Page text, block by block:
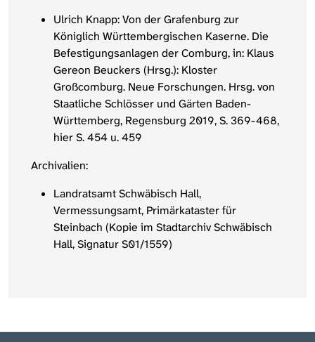
Ulrich Knapp: Von der Grafenburg zur
Königlich Württembergischen Kaserne. Die
Befestigungsanlagen der Comburg, in: Klaus
Gereon Beuckers (Hrsg.): Kloster
Großcomburg. Neue Forschungen. Hrsg. von
Staatliche Schlösser und Gärten Baden-
Württemberg, Regensburg 2019, S. 369-468,
hier S. 454 u. 459
Archivalien:
Landratsamt Schwäbisch Hall,
Vermessungsamt, Primärkataster für
Steinbach (Kopie im Stadtarchiv Schwäbisch
Hall, Signatur S01/1559)